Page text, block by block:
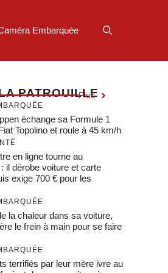
Embarquée
PATROUILLE
Plus
échange sa Formule 1
Topolino et roule à 45 km/h
en ligne tourne au
il dérobe voiture et carte
exige 700 € pour les
la chaleur dans sa voiture,
le frein à main pour se faire
terrifiés par leur mère ivre au